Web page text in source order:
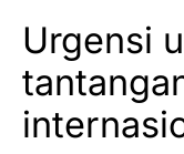
Urgensi